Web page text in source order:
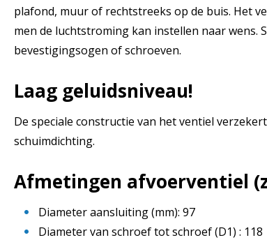
plafond, muur of rechtstreeks op de buis. Het
men de luchtstroming kan instellen naar wens.
bevestigingsogen of schroeven.
Laag geluidsniveau!
De speciale constructie van het ventiel
schuimdichting.
Afmetingen afvoerventiel
Diameter aansluiting (mm): 97
Diameter van schroef tot schroef (D1) : 118